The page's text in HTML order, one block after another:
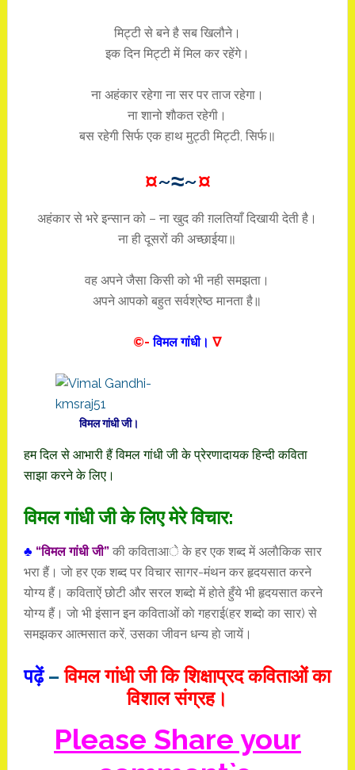
मिट्टी से बने है सब खिलौने।
इक दिन मिट्टी में मिल कर रहेंगे।
ना अहंकार रहेगा ना सर पर ताज रहेगा।
ना शानो शाैकत रहेगी।
बस रहेगी सिर्फ एक हाथ मुट्ठी मिट्टी, सिर्फ॥
¤~≈~¤
अहंकार से भरे इन्सान को – ना खुद की ग़लतियाँ दिखायी देती है।
ना ही दूसरों की अच्छाईया॥
वह अपने जैसा किसी को भी नही समझता।
अपने आपको बहुत सर्वश्रेष्ठ मानता है॥
©- विमल गांधी।∇
विमल गांधी जी।
हम दिल से आभारी हैं विमल गांधी जी के प्रेरणादायक हिन्दी कविता
साझा करने के लिए।
विमल गांधी जी के लिए मेरे विचार:
♣ “विमल गांधी जी”की कविताआे के हर एक शब्द में अलाैकिक सार
भरा हैं। जाे हर एक शब्द पर विचार सागर-मंथन कर हृदयसात करने
योग्य हैं। कविताऐं छोटी और सरल शब्दाे में हाेते हुँये भी हृदयसात करने
योग्य हैं। जाे भी इंसान इन कविताओं काे गहराई(हर शब्दाे का सार) से
समझकर आत्मसात करें, उसका जीवन धन्य हाे जायें।
पढ़ें–विमल गांधी जी कि शिक्षाप्रद कविताओं का
विशाल संग्रह।
Please Share your